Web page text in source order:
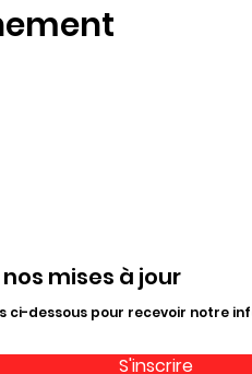
mises à jour
ci-dessous pour recevoir notre
S'inscrire